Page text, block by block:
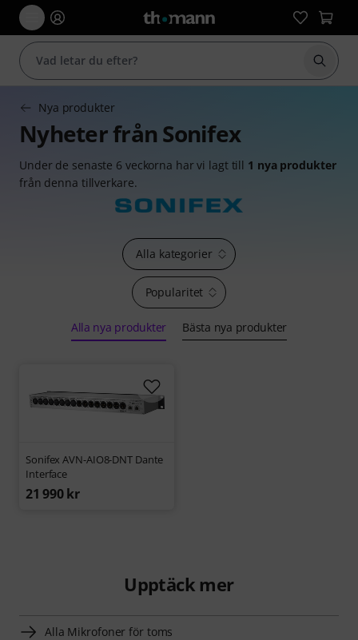
Börja
Nya produkter
Nyheter från Sonifex
Under de senaste 6 veckorna har vi lagt till 1 nya produkter
från denna tillverkare.
Popularitet
Alla kategorier
Alla nya produkter Bästa nya produkter
Sonifex AVN-AIO8-DNT Dante
Interface
21 990 kr
Upptäck mer
Alla Mikrofoner för toms